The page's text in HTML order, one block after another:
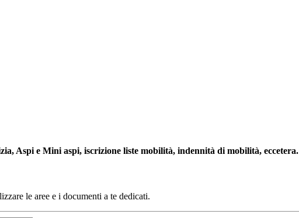
Aspi e Mini aspi, iscrizione liste mobilità, indennità di mobilità, eccetera.
le aree e i documenti a te dedicati.